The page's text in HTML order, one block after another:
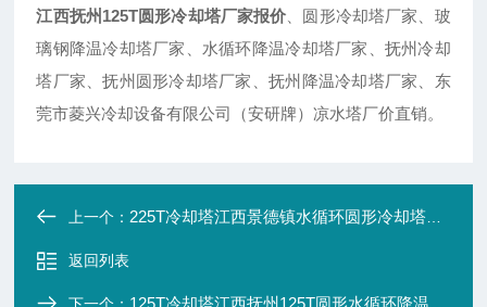
江西抚州125T圆形冷却塔厂家报价 、圆形冷却塔厂家、玻
璃钢降温冷却塔厂家、水循环降温冷却塔厂家、抚州冷却
塔厂家、抚州圆形冷却塔厂家、抚州降温冷却塔厂家、东
莞市菱兴冷却设备有限公司（安研牌）凉水塔厂价直销。
上一个：225T冷却塔江西景德镇水循环圆形冷却塔厂家
返回列表